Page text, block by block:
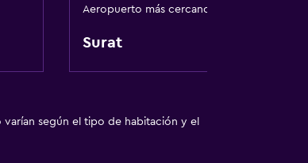
Aeropuerto más cercano
Surat
según el tipo de habitación y el